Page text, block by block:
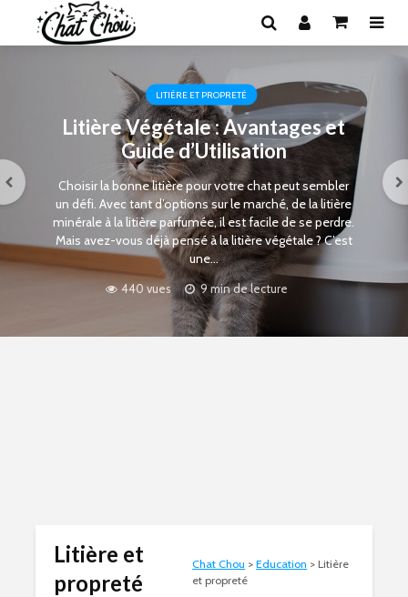
LITIÈRE ET PROPRETÉ
Litière Végétale : Avantages et
Guide d’Utilisation
Choisir la bonne litière pour votre chat peut sembler
un défi. Avec tant d’options sur le marché, de la litière
minérale à la litière parfumée, il est facile de se perdre.
Mais avez-vous déjà pensé à la litière végétale ? C’est
une...
440 vues 9 min de lecture
Litière et
propreté
Chat Chou >Education >Litière
et propreté